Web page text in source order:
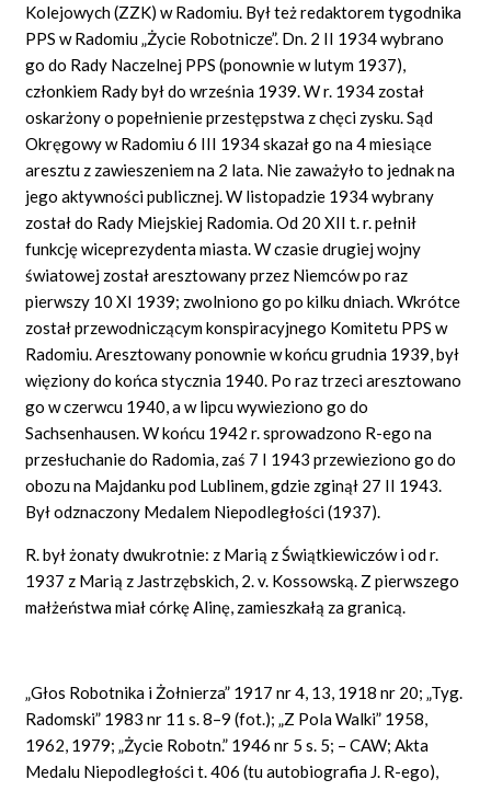
Kolejowych (ZZK) w Radomiu. Był też redaktorem tygodnika
PPS w Radomiu „Życie Robotnicze”. Dn. 2 II 1934 wybrano
go do Rady Naczelnej PPS (ponownie w lutym 1937),
członkiem Rady był do września 1939. W r. 1934 został
oskarżony o popełnienie przestępstwa z chęci zysku. Sąd
Okręgowy w Radomiu 6 III 1934 skazał go na 4 miesiące
aresztu z zawieszeniem na 2 lata. Nie zaważyło to jednak na
jego aktywności publicznej. W listopadzie 1934 wybrany
został do Rady Miejskiej Radomia. Od 20 XII t. r. pełnił
funkcję wiceprezydenta miasta. W czasie drugiej wojny
światowej został aresztowany przez Niemców po raz
pierwszy 10 XI 1939; zwolniono go po kilku dniach. Wkrótce
został przewodniczącym konspiracyjnego Komitetu PPS w
Radomiu. Aresztowany ponownie w końcu grudnia 1939, był
więziony do końca stycznia 1940. Po raz trzeci aresztowano
go w czerwcu 1940, a w lipcu wywieziono go do
Sachsenhausen. W końcu 1942 r. sprowadzono R-ego na
przesłuchanie do Radomia, zaś 7 I 1943 przewieziono go do
obozu na Majdanku pod Lublinem, gdzie zginął 27 II 1943.
Był odznaczony Medalem Niepodległości (1937).
R. był żonaty dwukrotnie: z Marią z Świątkiewiczów i od r.
1937 z Marią z Jastrzębskich, 2. v. Kossowską. Z pierwszego
małżeństwa miał córkę Alinę, zamieszkałą za granicą.
„Głos Robotnika i Żołnierza” 1917 nr 4, 13, 1918 nr 20; „Tyg.
Radomski” 1983 nr 11 s. 8–9 (fot.); „Z Pola Walki” 1958,
1962, 1979; „Życie Robotn.” 1946 nr 5 s. 5; – CAW; Akta
Medalu Niepodległości t. 406 (tu autobiografia J. R-ego),